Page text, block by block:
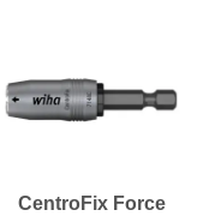
CentroFix Force